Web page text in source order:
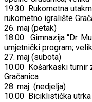
19.30 Rukometna
rukometno igralište
26. maj (petak)
18.00 Gimnazija “Dr.
umjetnički program;
27. maj (subota)
10.00 Košarkaski turnir
Gračanica
28. maj (nedjelja)
10.00 Biciklistička utrka